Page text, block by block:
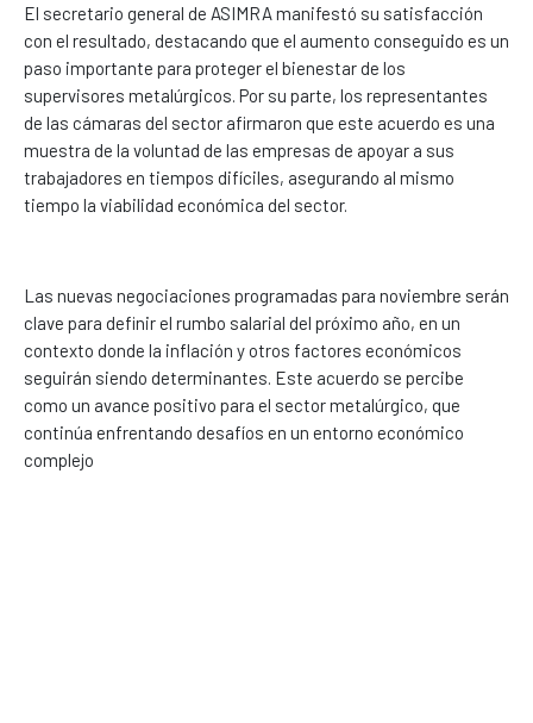
El secretario general de ASIMRA manifestó su satisfacción
con el resultado, destacando que el aumento conseguido es un
paso importante para proteger el bienestar de los
supervisores metalúrgicos. Por su parte, los representantes
de las cámaras del sector afirmaron que este acuerdo es una
muestra de la voluntad de las empresas de apoyar a sus
trabajadores en tiempos difíciles, asegurando al mismo
tiempo la viabilidad económica del sector.
Las nuevas negociaciones programadas para noviembre serán
clave para definir el rumbo salarial del próximo año, en un
contexto donde la inflación y otros factores económicos
seguirán siendo determinantes. Este acuerdo se percibe
como un avance positivo para el sector metalúrgico, que
continúa enfrentando desafíos en un entorno económico
complejo